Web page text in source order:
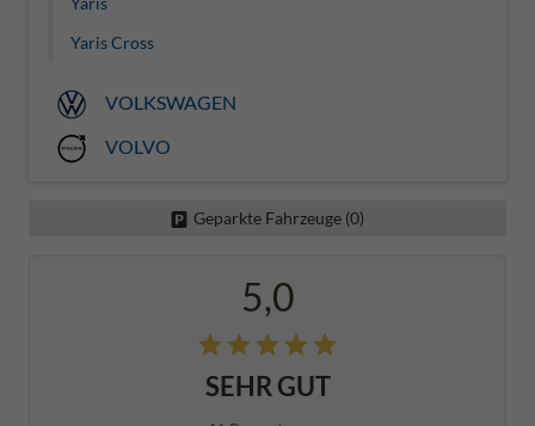
Yaris Cross
VOLKSWAGEN
VOLVO
Geparkte Fahrzeuge (0)
5,0
SEHR GUT